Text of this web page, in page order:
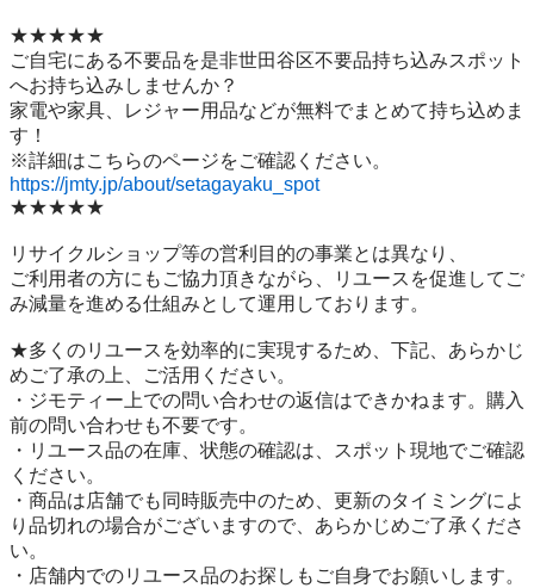
★★★★★
ご自宅にある不要品を是非世田谷区不要品持ち込みスポット
へお持ち込みしませんか？
家電や家具、レジャー用品などが無料でまとめて持ち込めま
す！
https://jmty.jp/about/setagayaku_spot
★★★★★
リサイクルショップ等の営利目的の事業とは異なり、
ご利用者の方にもご協力頂きながら、リユースを促進してご
み減量を進める仕組みとして運用しております。
★多くのリユースを効率的に実現するため、下記、あらかじ
めご了承の上、ご活用ください。
・ジモティー上での問い合わせの返信はできかねます。購入
前の問い合わせも不要です。
・リユース品の在庫、状態の確認は、スポット現地でご確認
ください。
・商品は店舗でも同時販売中のため、更新のタイミングによ
り品切れの場合がございますので、あらかじめご了承くださ
い。
・店舗内でのリユース品のお探しもご自身でお願いします。